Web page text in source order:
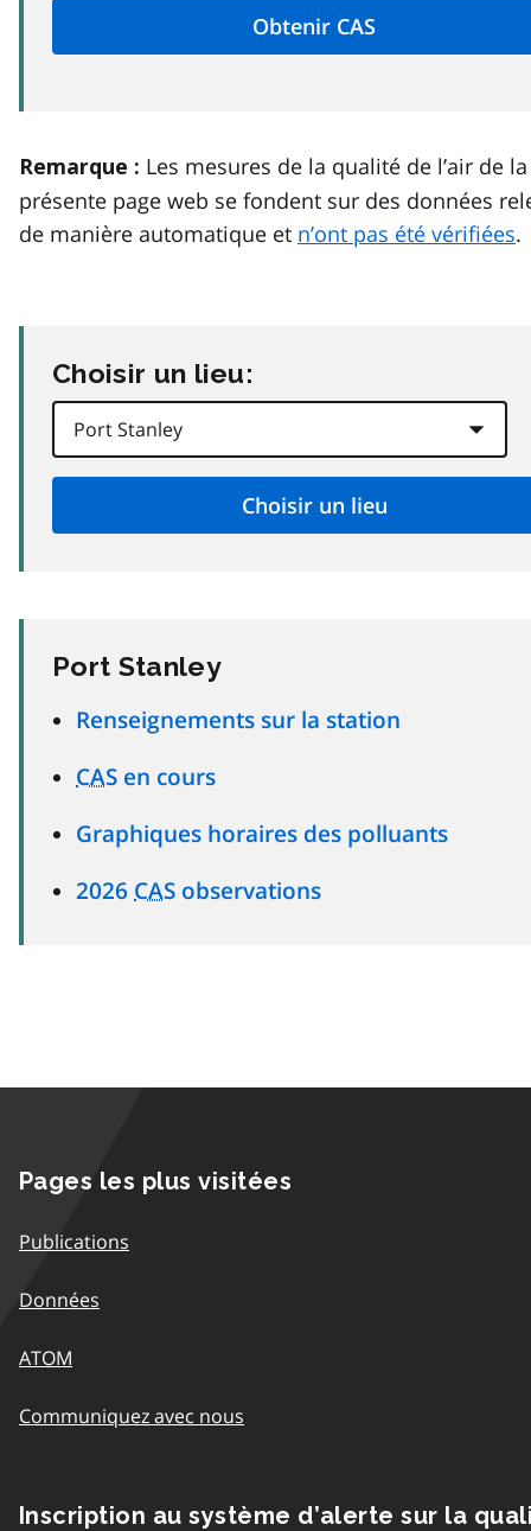
Remarque : Les mesures de la qualité de l’air de la
présente page web se fondent sur des données
de manière automatique et n’ont pas été vérifiées.
Choisir un lieu:
Port Stanley
Renseignements sur la station
CAS en cours
Graphiques horaires des polluants
2026 CAS observations
Pages les plus visitées
Publications
Données
ATOM
Communiquez avec nous
Inscription au système d’alerte sur la